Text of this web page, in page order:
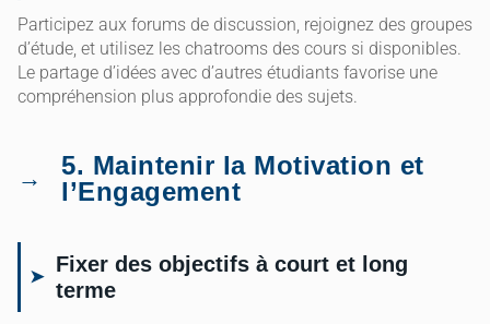
Participez aux forums de discussion, rejoignez des groupes
d’étude, et utilisez les chatrooms des cours si disponibles.
Le partage d’idées avec d’autres étudiants favorise une
compréhension plus approfondie des sujets.
5. Maintenir la Motivation et
l’Engagement
Fixer des objectifs à court et long
terme